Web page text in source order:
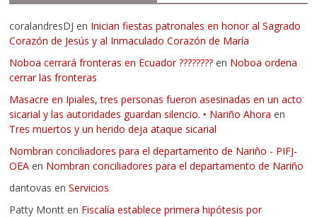
coralandresDJ en Inician fiestas patronales en honor al Sagrado
Corazón de Jesús y al Inmaculado Corazón de María
Noboa cerrará fronteras en Ecuador ???????? en Noboa ordena
cerrar las fronteras
Masacre en Ipiales, tres personas fueron asesinadas en un acto
sicarial y las autoridades guardan silencio. ‣ Nariño Ahora en
Tres muertos y un herido deja ataque sicarial
Nombran conciliadores para el departamento de Nariño - PIFJ-
OEA en Nombran conciliadores para el departamento de Nariño
dantovas enServicios
Patty Montt en Fiscalía establece primera hipótesis por